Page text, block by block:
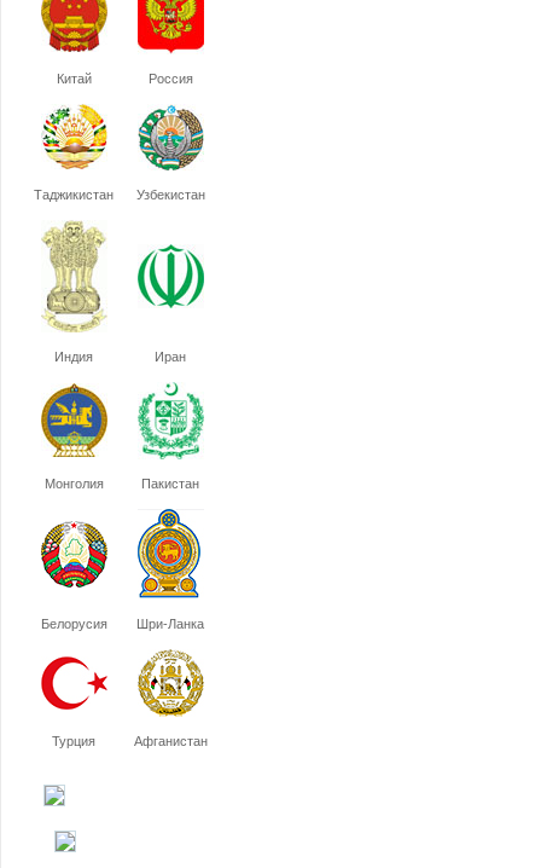
Китай Россия
Таджикистан Узбекистан
Индия Иран
Монголия Пакистан
Белорусия Шри-Ланка
Турция Афганистан